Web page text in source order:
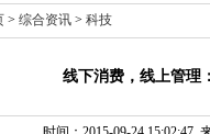
> 综合资讯 > 科技
线下消费，线上管理